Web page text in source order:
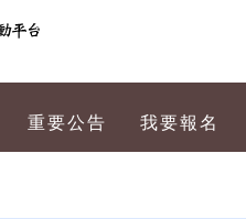
重要公告 我要報名